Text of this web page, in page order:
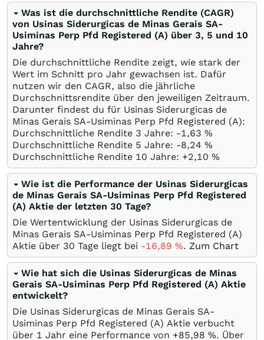
Was ist die durchschnittliche Rendite (CAGR)
von Usinas Siderurgicas de Minas Gerais SA-
Usiminas Perp Pfd Registered (A) über 3, 5 und 10
Jahre?
Die durchschnittliche Rendite zeigt, wie stark der
Wert im Schnitt pro Jahr gewachsen ist. Dafür
nutzen wir den CAGR, also die jährliche
Durchschnittsrendite über den jeweiligen Zeitraum.
Darunter findest du für Usinas Siderurgicas de
Minas Gerais SA-Usiminas Perp Pfd Registered (A):
Durchschnittliche Rendite 3 Jahre: -1,63 %
Durchschnittliche Rendite 5 Jahre: -8,24 %
Durchschnittliche Rendite 10 Jahre: +2,10 %
Wie ist die Performance der Usinas Siderurgicas
de Minas Gerais SA-Usiminas Perp Pfd Registered
(A) Aktie der letzten 30 Tage?
Die Wertentwicklung der Usinas Siderurgicas de
Minas Gerais SA-Usiminas Perp Pfd Registered (A)
Aktie über 30 Tage liegt bei -16,89 %. Zum Chart
Wie hat sich die Usinas Siderurgicas de Minas
Gerais SA-Usiminas Perp Pfd Registered (A) Aktie
entwickelt?
Die Usinas Siderurgicas de Minas Gerais SA-
Usiminas Perp Pfd Registered (A) Aktie verbucht
über 1 Jahr eine Performance von +85,98 %. Über